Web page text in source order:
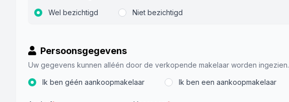
Wel bezichtigd
Niet bezichtigd
Persoonsgegevens
Uw gegevens kunnen alléén door de verkopende makelaar worden ingezien.
Ik ben géén aankoopmakelaar
Ik ben een aankoopmakelaar